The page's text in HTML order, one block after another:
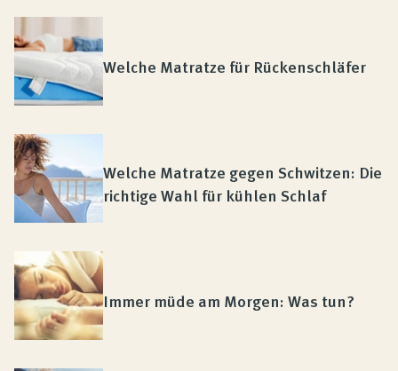
Produktberatung
Unternehmen
Kontakt
Magazin
Welche Matratze für Rückenschläfer
Welche Matratze gegen Schwitzen: Die
richtige Wahl für kühlen Schlaf
Immer müde am Morgen: Was tun?